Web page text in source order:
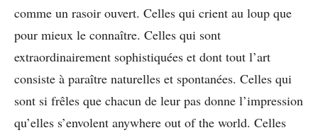
comme un rasoir ouvert. Celles qui crient au loup que
pour mieux le connaître. Celles qui sont
extraordinairement sophistiquées et dont tout l’art
consiste à paraître naturelles et spontanées. Celles qui
sont si frêles que chacun de leur pas donne l’impression
qu’elles s’envolent anywhere out of the world. Celles